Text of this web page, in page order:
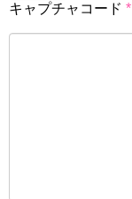
キャプチャコード *